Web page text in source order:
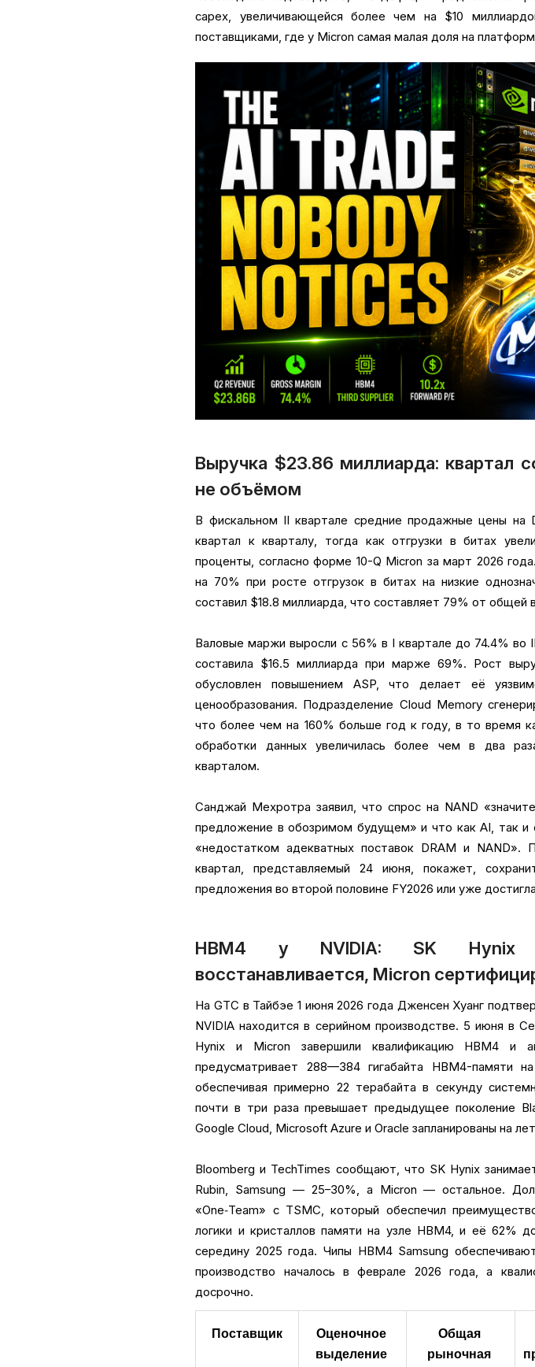
capex, увеличивающейся более чем на $10
поставщиками, где у Micron самая малая доля на
Выручка $23.86 миллиарда: квартал
не объёмом
В фискальном II квартале средние продажные цены на
квартал к кварталу, тогда как отгрузки в битах
проценты, согласно форме 10-Q Micron за март 2026
на 70% при росте отгрузок в битах на низкие
составил $18.8 миллиарда, что составляет 79% от общей
Валовые маржи выросли с 56% в I квартале до 74.4% во
составила $16.5 миллиарда при марже 69%. Рост
обусловлен повышением ASP, что делает её
ценообразования. Подразделение Cloud Memory
что более чем на 160% больше год к году, в то время
обработки данных увеличилась более чем в два
кварталом.
Санджай Мехротра заявил, что спрос на NAND
предложение в обозримом будущем» и что как AI, так и
«недостатком адекватных поставок DRAM и
квартал, представляемый 24 июня, покажет,
предложения во второй половине FY2026 или уже
HBM4 у NVIDIA: SK Hynix
восстанавливается, Micron
На GTC в Тайбэе 1 июня 2026 года Дженсен Хуанг
NVIDIA находится в серийном производстве. 5 июня в
Hynix и Micron завершили квалификацию HBM4 и
предусматривает 288—384 гигабайта HBM4-памяти
обеспечивая примерно 22 терабайта в секунду
почти в три раза превышает предыдущее поколение
Google Cloud, Microsoft Azure и Oracle запланированы на
Bloomberg и TechTimes сообщают, что SK Hynix
Rubin, Samsung — 25–30%, а Micron — остальное.
«One‑Team» с TSMC, который обеспечил
логики и кристаллов памяти на узле HBM4, и её 62%
середину 2025 года. Чипы HBM4 Samsung
производство началось в феврале 2026 года, а
досрочно.
Поставщик
Оценочное
выделение
Общая
рыночная